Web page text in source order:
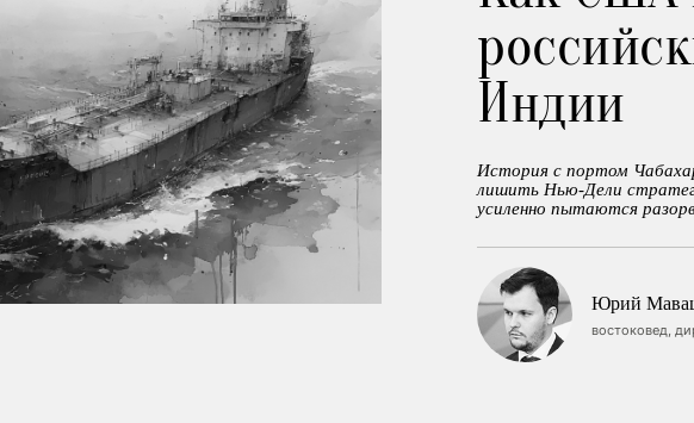
Индии
История с портом
лишить Нью-Дели
усиленно пытаются
Юрий
востоковед,